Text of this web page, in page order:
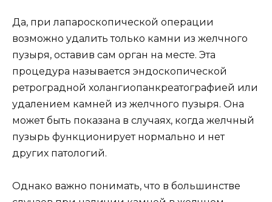
Да, при лапароскопической операции
возможно удалить только камни из желчного
пузыря, оставив сам орган на месте. Эта
процедура называется эндоскопической
ретроградной холангиопанкреатографией или
удалением камней из желчного пузыря. Она
может быть показана в случаях, когда желчный
пузырь функционирует нормально и нет
других патологий.
Однако важно понимать, что в большинстве